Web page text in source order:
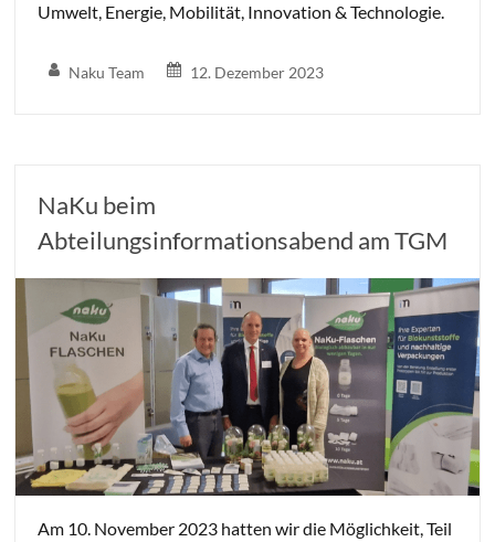
Umwelt, Energie, Mobilität, Innovation & Technologie.
Naku Team 12. Dezember 2023
NaKu beim
Abteilungsinformationsabend am TGM
Am 10. November 2023 hatten wir die Möglichkeit, Teil